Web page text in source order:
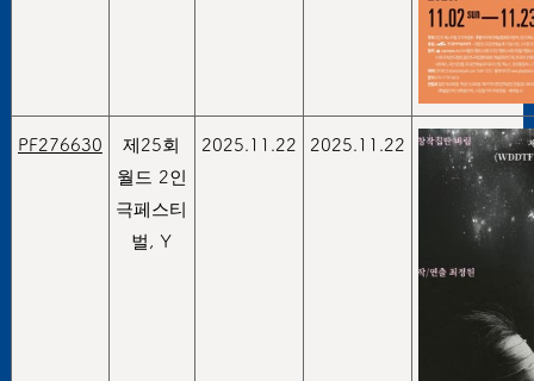
PF276630
제25회
월드 2인
극페스티
벌, Y
2025.11.22 2025.11.22